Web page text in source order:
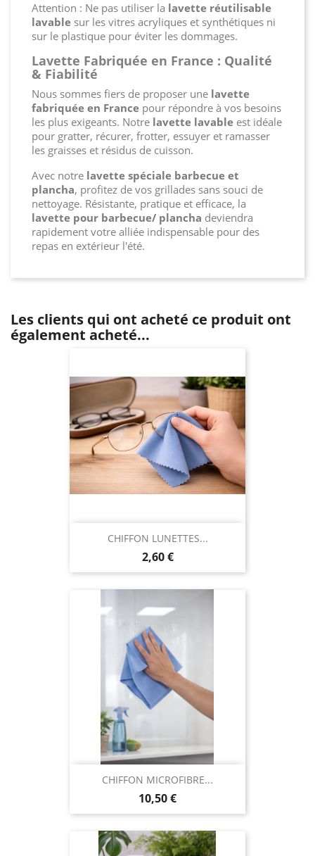
Attention : Ne pas utiliser la lavette réutilisable
lavable sur les vitres acryliques et synthétiques ni
sur le plastique pour éviter les dommages.
Lavette Fabriquée en France : Qualité
& Fiabilité
Nous sommes fiers de proposer une lavette
fabriquée en France pour répondre à vos besoins
les plus exigeants. Notre lavette lavable est idéale
pour gratter, récurer, frotter, essuyer et ramasser
les graisses et résidus de cuisson.
Avec notre lavette spéciale barbecue et
plancha, profitez de vos grillades sans souci de
nettoyage. Résistante, pratique et efficace, la
lavette pour barbecue/ plancha deviendra
rapidement votre alliée indispensable pour des
repas en extérieur l'été.
Les clients qui ont acheté ce produit ont
également acheté...
CHIFFON LUNETTES...
Prix
2,60 €
CHIFFON MICROFIBRE...
Prix
10,50 €